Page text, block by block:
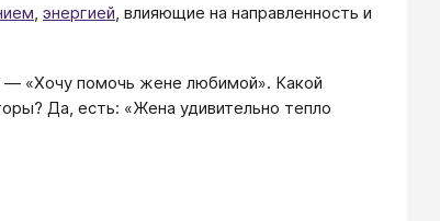
энергией , влияющие на направленность и
― «Хочу помочь жене любимой». Какой
Да, есть: «Жена удивительно тепло